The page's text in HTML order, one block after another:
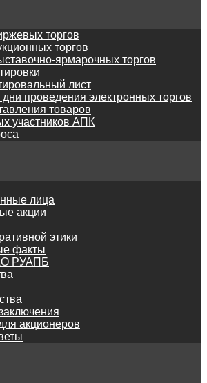
торгов
торгов
ярмарочных торгов
лист
проведения электронных торгов
товаров
участников АПК
лица
акции
этики
факты
РУАПБ
акционеров